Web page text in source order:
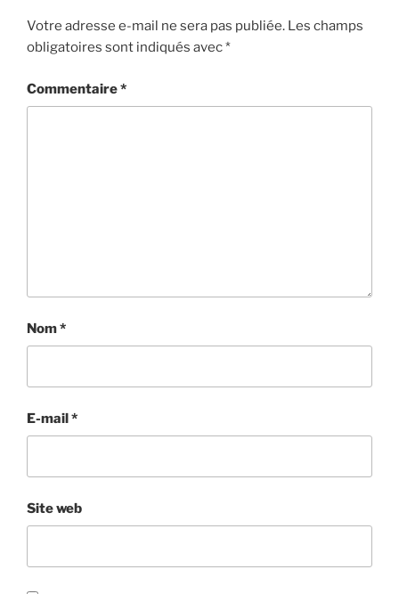
Votre adresse e-mail ne sera pas publiée. Les champs
obligatoires sont indiqués avec*
Commentaire*
Nom*
E-mail*
Site web